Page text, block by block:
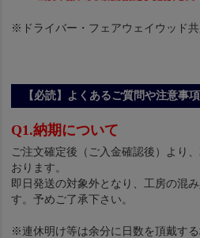
※ドライバー・フェアウェイウッド共
【必読】よくあるご質問や注意事項
Q1.納期について
ご注文確定後（ご入金確認後）より
おります。
即日発送の対象外となり、工房の混
す。予めご了承下さい。
※連休明け等は余分に日数を頂戴する